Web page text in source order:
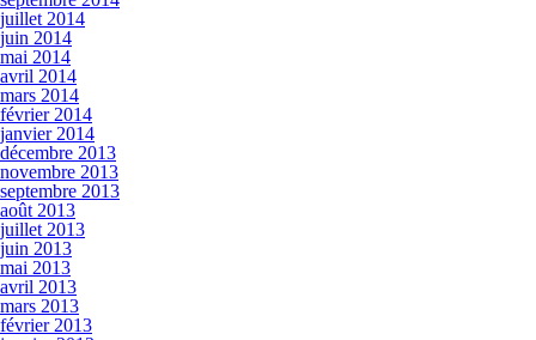
juillet 2014
juin 2014
mai 2014
avril 2014
mars 2014
février 2014
janvier 2014
décembre 2013
novembre 2013
septembre 2013
août 2013
juillet 2013
juin 2013
mai 2013
avril 2013
mars 2013
février 2013